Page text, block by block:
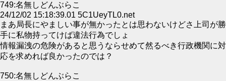
749:名無しどんぶらこ
24/12/02 15:18:39.01 5C1UeyTL0.net
まあ局長にやましい事が無かったとは思わないけどさ上司が勝
手に私物持ってけば違法行為でしょ
情報漏洩の危険があると思うならせめて然るべき行政機関に対
応を求めれば良かったのでは？
750:名無しどんぶらこ